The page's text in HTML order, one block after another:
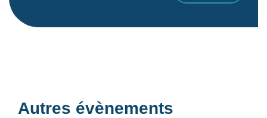
Autres évènements